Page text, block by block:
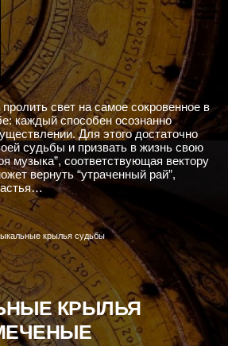
свет на самое сокровенное в
каждый способен осознанно
Для этого достаточно
судьбы и призвать в жизнь свою
музыка”, соответствующая вектору
вернуть “утраченный рай”,
крылья судьбы
КРЫЛЬЯ